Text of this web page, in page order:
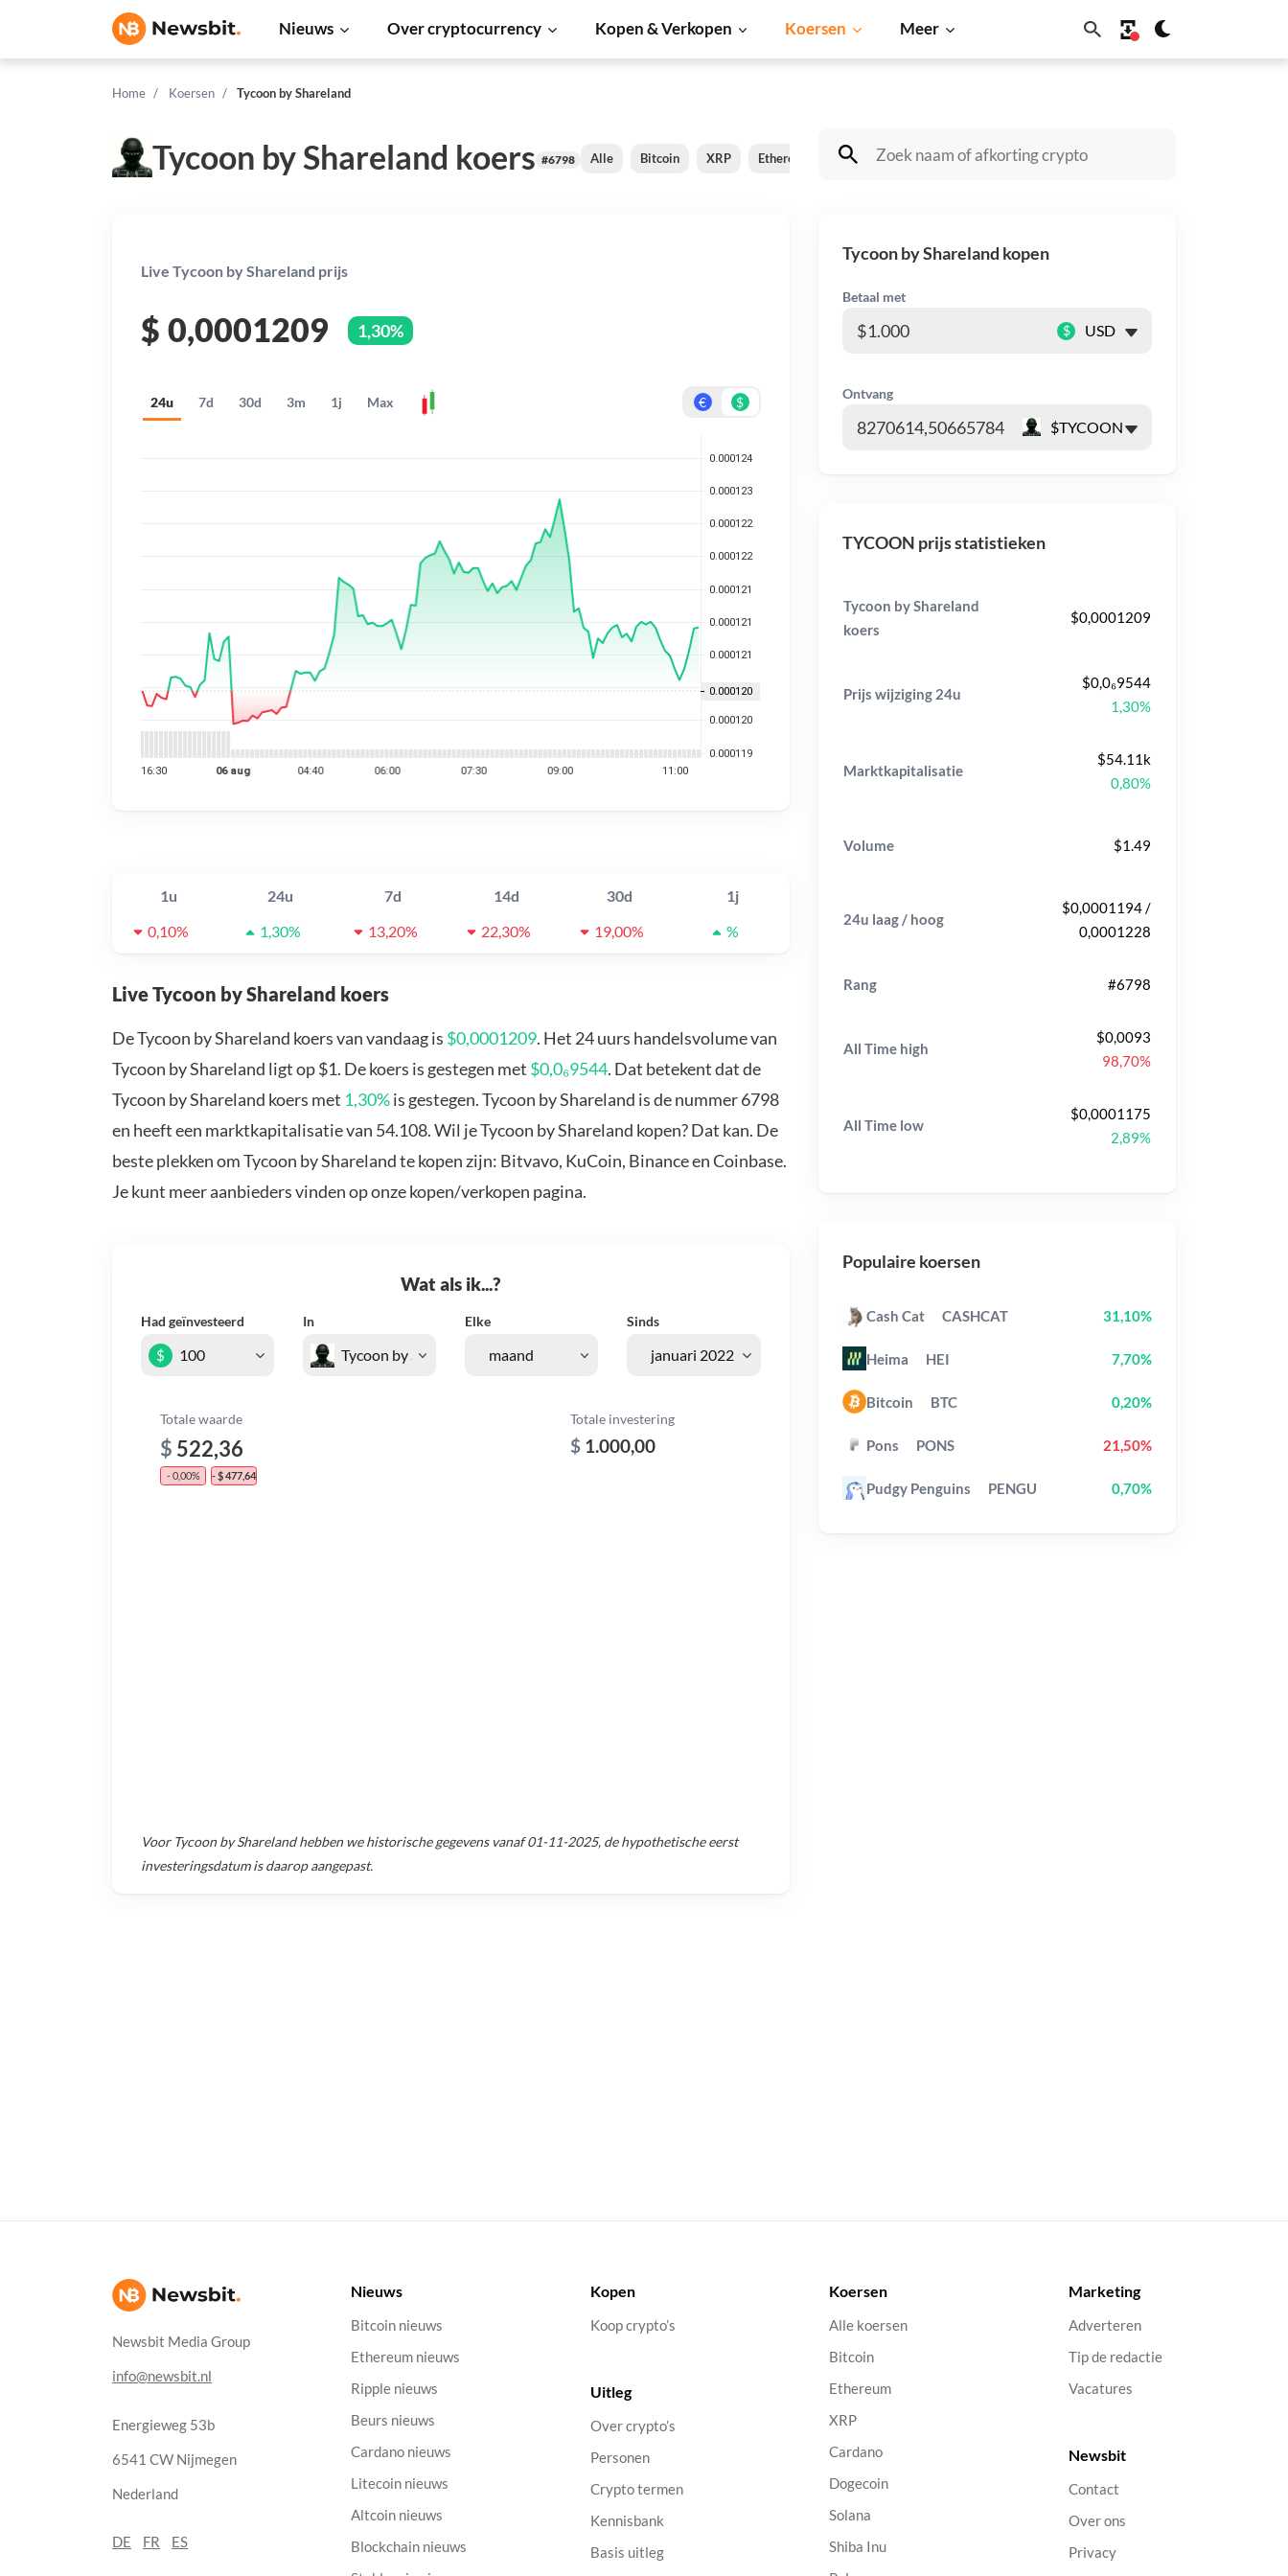
Nieuws Over cryptocurrency Kopen & Verkopen Koersen Meer
Home Koersen Tycoon by Shareland
Tycoon by Shareland koers #6798 Alle Bitcoin XRP Ethereum Cardano Shiba Inu Dogecoin Solana
Live Tycoon by Shareland prijs
$ 0,0001209 1,30%
24u 7d 30d 3m 1j Max € $
1u 24u 7d 14d 30d
1j
0,10%
1,30% 13,20% 22,30% 19,00% %
Live Tycoon by Shareland koers
De Tycoon by Shareland koers van vandaag is $0,0001209. Het 24 uurs handelsvolume van
Tycoon by Shareland ligt op $1. De koers is gestegen met $0,0₆9544. Dat betekent dat de
Tycoon by Shareland koers met 1,30%is gestegen. Tycoon by Shareland is de nummer 6798
en heeft een marktkapitalisatie van 54.108. Wil je Tycoon by Shareland kopen? Dat kan. De
beste plekken om Tycoon by Shareland te kopen zijn: Bitvavo, KuCoin, Binance en Coinbase.
Je kunt meer aanbieders vinden op onze kopen/verkopen pagina.
Wat als ik...?
Had geïnvesteerd In Elke Sinds
$
Totale waarde
$ 522,36
- 0,00% - $ 477,64
Totale investering
$ 1.000,00
Voor Tycoon by Sharelandhebben we historische gegevens vanaf01-11-2025, de hypothetische eerst
investeringsdatum is daarop aangepast.
Tycoon by Shareland kopen
Betaal met
$
Ontvang
TYCOON prijs statistieken
Tycoon by Shareland
koers
$0,0001209
Prijs wijziging 24u
$0,0₆9544
1,30%
Marktkapitalisatie
$54.11k
0,80%
Volume $1.49
24u laag / hoog
$0,0001194 /
0,0001228
Rang #6798
All Time high
$0,0093
98,70%
All Time low
$0,0001175
2,89%
Populaire koersen
Cash Cat CASHCAT 31,10%
Heima HEI 7,70%
Bitcoin BTC 0,20%
Pons PONS 21,50%
Pudgy Penguins PENGU 0,70%
Newsbit Media Group
info@newsbit.nl
Energieweg 53b
6541 CW Nijmegen
Nederland
DE FR ES
Nieuws
Bitcoin nieuws
Ethereum nieuws
Ripple nieuws
Beurs nieuws
Cardano nieuws
Litecoin nieuws
Altcoin nieuws
Blockchain nieuws
Kopen
Koop crypto’s
Uitleg
Over crypto’s
Personen
Crypto termen
Kennisbank
Basis uitleg
Koersen
Alle koersen
Bitcoin
Ethereum
XRP
Cardano
Dogecoin
Solana
Shiba Inu
Marketing
Adverteren
Tip de redactie
Vacatures
Newsbit
Contact
Over ons
Privacy